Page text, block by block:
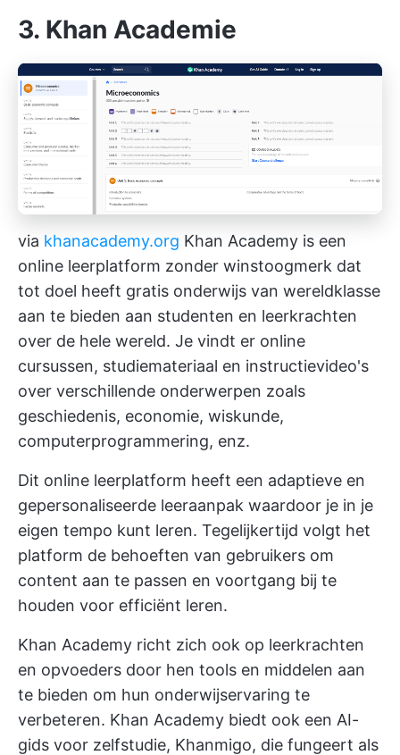
3. Khan Academie
via khanacademy.org Khan Academy is een
online leerplatform zonder winstoogmerk dat
tot doel heeft gratis onderwijs van wereldklasse
aan te bieden aan studenten en leerkrachten
over de hele wereld. Je vindt er online
cursussen, studiemateriaal en instructievideo's
over verschillende onderwerpen zoals
geschiedenis, economie, wiskunde,
computerprogrammering, enz.
Dit online leerplatform heeft een adaptieve en
gepersonaliseerde leeraanpak waardoor je in je
eigen tempo kunt leren. Tegelijkertijd volgt het
platform de behoeften van gebruikers om
content aan te passen en voortgang bij te
houden voor efficiënt leren.
Khan Academy richt zich ook op leerkrachten
en opvoeders door hen tools en middelen aan
te bieden om hun onderwijservaring te
verbeteren. Khan Academy biedt ook een AI-
gids voor zelfstudie, Khanmigo, die fungeert als